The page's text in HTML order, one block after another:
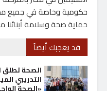
حكومية وخاصة في جميع
حماية صحة وسلامة
قد يعجبك أيضاً
الصحة تطلق
التدريبي